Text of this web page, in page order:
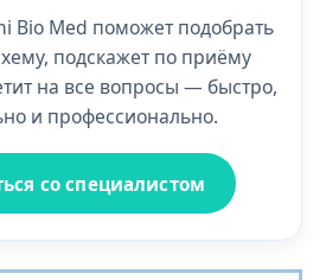
Bio Med поможет подобрать
подскажет по приёму
на все вопросы — быстро,
и профессионально.
со специалистом